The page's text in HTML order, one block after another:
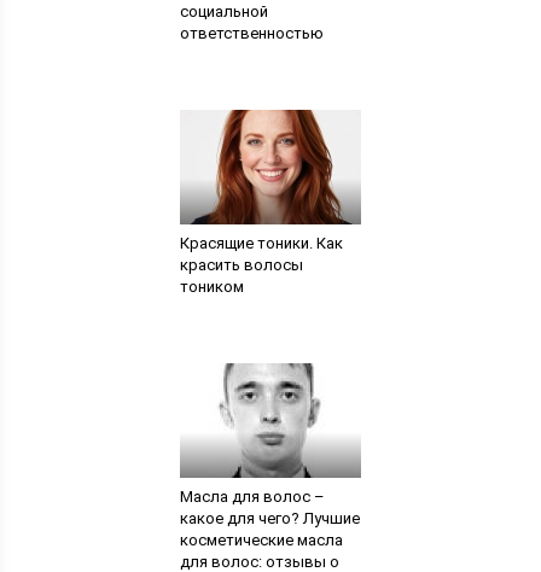
социальной
ответственностью
Красящие тоники. Как
красить волосы
тоником
Масла для волос –
какое для чего? Лучшие
косметические масла
для волос: отзывы о